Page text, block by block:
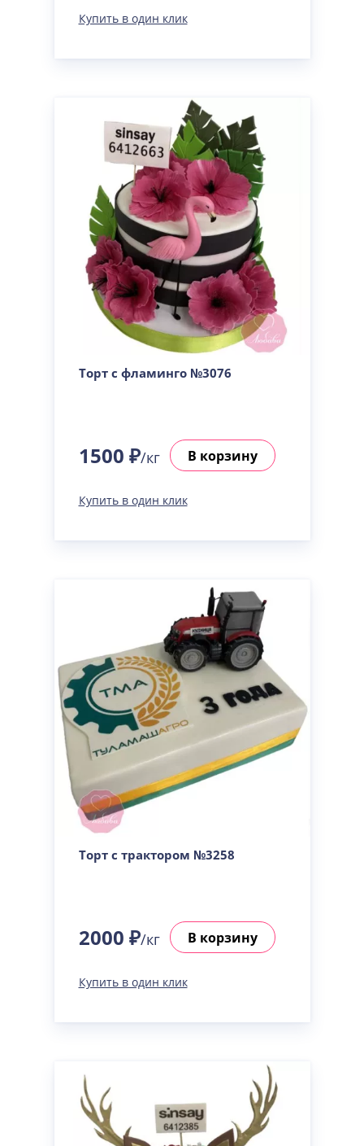
Купить в один клик
Торт с фламинго №3076
1500 ₽/кг В корзину
Купить в один клик
Торт с трактором №3258
2000 ₽/кг В корзину
Купить в один клик